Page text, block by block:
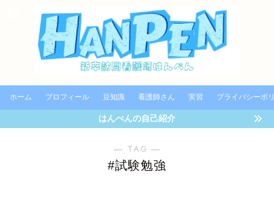
ホーム プロフィール 豆知識 看護師さん 実習 プライバシーポ
はんぺんの自己紹介
― TAG ―
#試験勉強